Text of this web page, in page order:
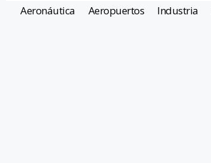
Aeronáutica Aeropuertos Industria